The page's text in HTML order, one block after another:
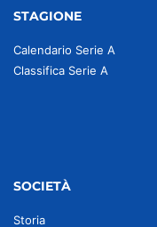
STAGIONE
Calendario Serie A
Classifica Serie A
SOCIETÀ
Storia